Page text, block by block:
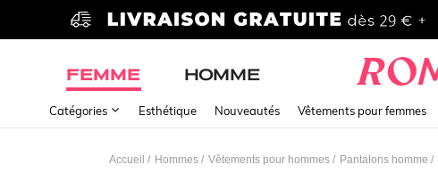
FEMME HOMME
Catégories Esthétique Nouveautés Vêtements pour femmes
Accueil / Hommes / Vêtements pour hommes / Pantalons homme /